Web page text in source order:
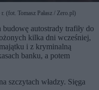
(fot. Tomasz Pałasz / Zero.pl)
budowę autostrady trafiły do
kilka dni wcześniej,
i z kryminalną
banku, a potem
szczytach władzy. Sięga